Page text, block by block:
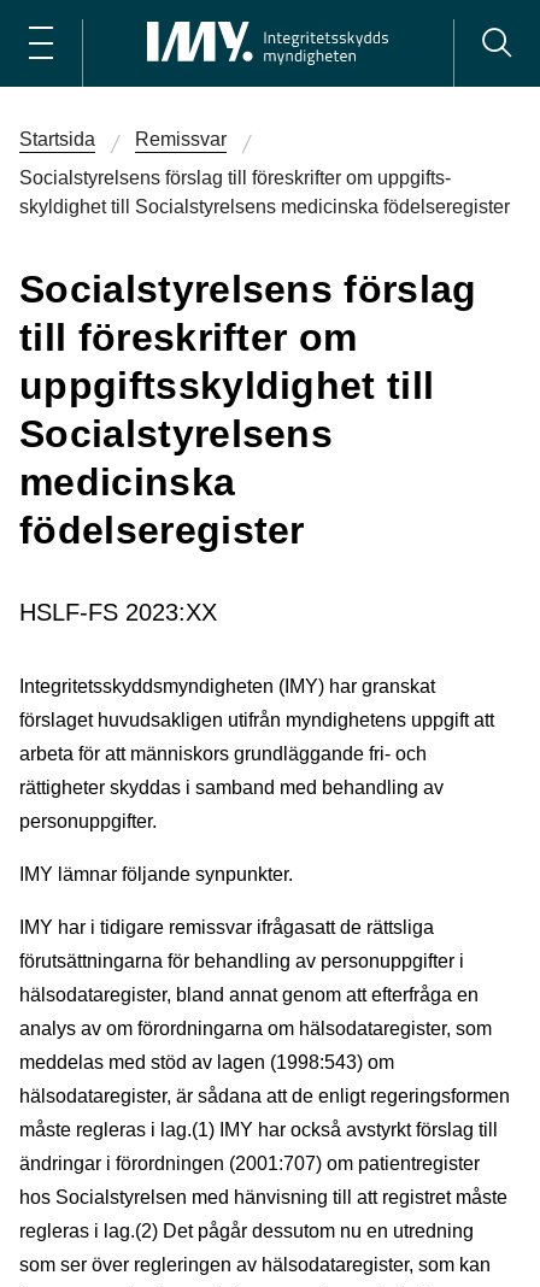
Startsida
Remissvar
Socialstyrelsens förslag till föreskrifter om uppgifts­
skyldighet till Social­styrelsens medicinska födelseregister
Socialstyrelsens förslag
till föreskrifter om
uppgifts­skyldighet till
Social­styrelsens
medicinska
födelseregister
HSLF-FS 2023:XX
Integritetsskyddsmyndigheten (IMY) har granskat
förslaget huvudsakligen utifrån myndighetens uppgift att
arbeta för att människors grundläggande fri- och
rättigheter skyddas i samband med behandling av
personuppgifter.
IMY lämnar följande synpunkter.
IMY har i tidigare remissvar ifrågasatt de rättsliga
förutsättningarna för behandling av personuppgifter i
hälsodataregister, bland annat genom att efterfråga en
analys av om förordningarna om hälsodataregister, som
meddelas med stöd av lagen (1998:543) om
hälsodataregister, är sådana att de enligt regeringsformen
måste regleras i lag.(1) IMY har också avstyrkt förslag till
ändringar i förordningen (2001:707) om patientregister
hos Socialstyrelsen med hänvisning till att registret måste
regleras i lag.(2) Det pågår dessutom nu en utredning
som ser över regleringen av hälsodataregister, som kan